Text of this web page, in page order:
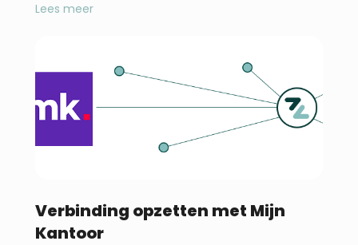
Lees meer
Verbinding opzetten met Mijn
Kantoor